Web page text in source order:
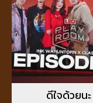
ดีใจด้วยนะ